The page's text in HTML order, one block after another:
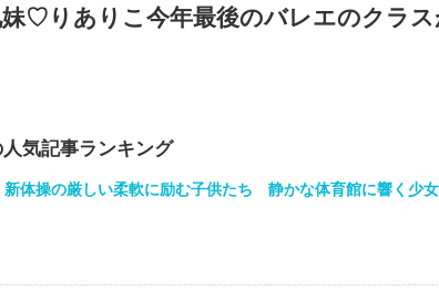
妹♡りありこ今年最後のバレエのクラ
気記事ランキング
新体操の厳しい柔軟に励む子供たち 静かな体育館に響く少